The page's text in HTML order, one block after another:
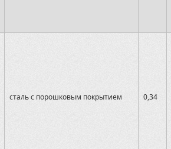
сталь с порошковым покрытием 0,34